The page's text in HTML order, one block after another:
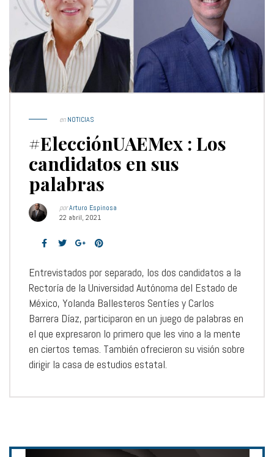
enNOTICIAS
#ElecciónUAEMex : Los
candidatos en sus
palabras
porArturo Espinosa
22 abril, 2021
Entrevistados por separado, los dos candidatos a la
Rectoría de la Universidad Autónoma del Estado de
México, Yolanda Ballesteros Sentíes y Carlos
Barrera Díaz, participaron en un juego de palabras en
el que expresaron lo primero que les vino a la mente
en ciertos temas. También ofrecieron su visión sobre
dirigir la casa de estudios estatal.